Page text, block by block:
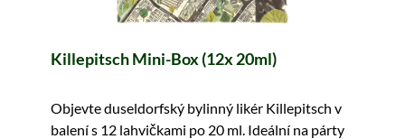
Killepitsch Mini-Box (12x 20ml)
Objevte duseldorfský bylinný likér Killepitsch v
balení s 12 lahvičkami po 20 ml. Ideální na párty